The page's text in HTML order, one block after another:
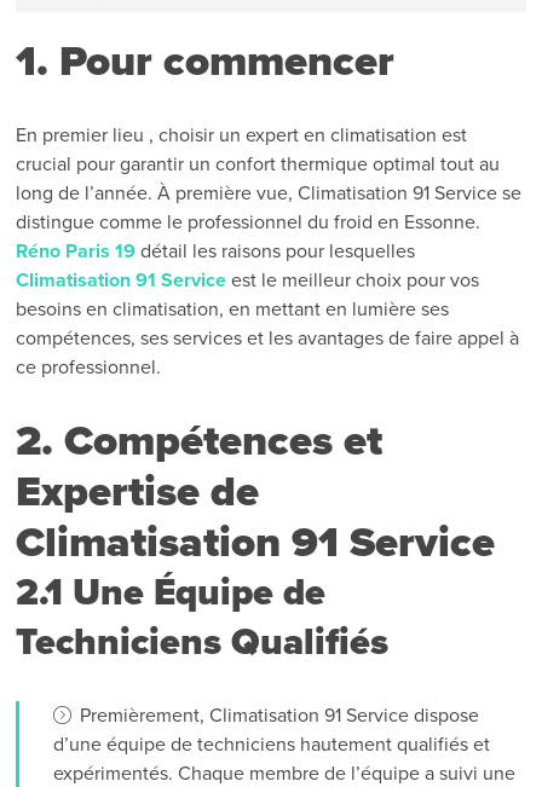
1. Pour commencer
En premier lieu , choisir un expert en climatisation est
crucial pour garantir un confort thermique optimal tout au
long de l’année. À première vue, Climatisation 91 Service se
distingue comme le professionnel du froid en Essonne.
Réno Paris 19 détail les raisons pour lesquelles
Climatisation 91 Service est le meilleur choix pour vos
besoins en climatisation, en mettant en lumière ses
compétences, ses services et les avantages de faire appel à
ce professionnel.
2. Compétences et
Expertise de
Climatisation 91 Service
2.1 Une Équipe de
Techniciens Qualifiés
Premièrement, Climatisation 91 Service dispose
d’une équipe de techniciens hautement qualifiés et
expérimentés. Chaque membre de l’équipe a suivi une